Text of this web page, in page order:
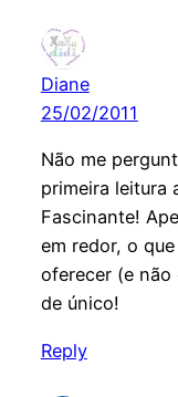
Diane
25/02/2011
Não me
primeira leitura
Fascinante!
em redor, o
oferecer (e
de único!
Reply